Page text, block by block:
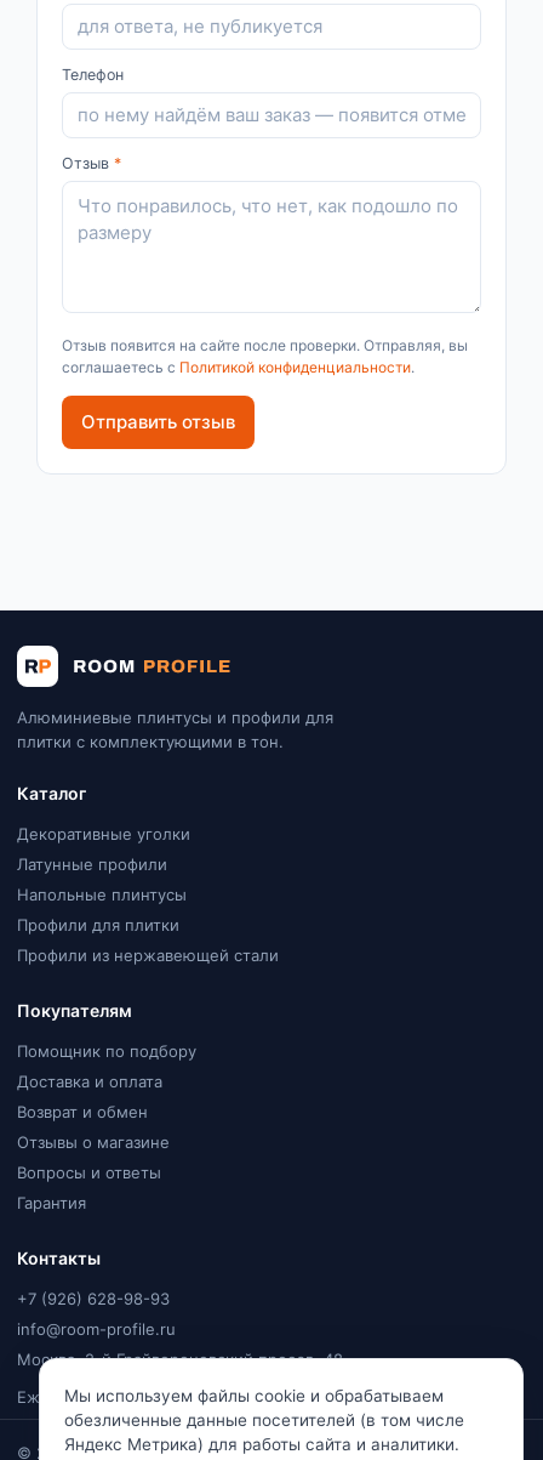
Телефон
Отзыв *
Отзыв появится на сайте после проверки. Отправляя, вы
соглашаетесь с Политикой конфиденциальности.
Отправить отзыв
Алюминиевые плинтусы и профили для
плитки с комплектующими в тон.
Каталог
Декоративные уголки
Латунные профили
Напольные плинтусы
Профили для плитки
Профили из нержавеющей стали
Покупателям
Помощник по подбору
Доставка и оплата
Возврат и обмен
Отзывы о магазине
Вопросы и ответы
Гарантия
Контакты
+7 (926) 628-98-93
info@room-profile.ru
Москва, 2-й Грайвороновский проезд, 48
Ежедневно, 9:00–20:00
© 2026Room Profile. Все права защищены. Ваулин Константин
Мы используем файлы cookie и обрабатываем
обезличенные данные посетителей (в том числе
Яндекс Метрика) для работы сайта и аналитики.